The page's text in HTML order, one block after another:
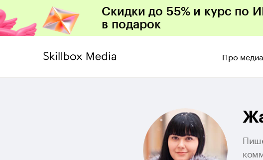
Скидки до 55% и курс по
в подарок
Про медиа